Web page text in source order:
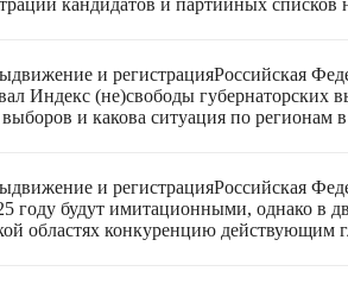
кандидатов и партийных списков
и регистрацияРоссийская
Индекс (не)свободы губернаторских
и какова ситуация по регионам
и регистрацияРоссийская
году будут имитационными, однако в
областях конкуренцию действующим